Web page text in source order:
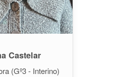
Castelar
(Gº3 - Interino)